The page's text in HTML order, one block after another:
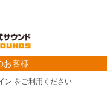
お客様
をご利用ください